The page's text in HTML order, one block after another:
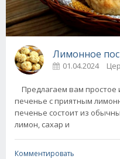
Лимонное
01.04.2024
Предлагаем вам простое
печенье с приятным
печенье состоит из
лимон, сахар и
Комментировать